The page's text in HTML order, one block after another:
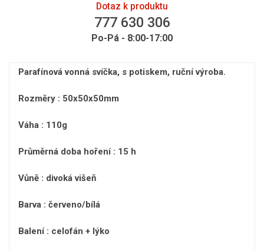
Dotaz k produktu
777 630 306
Po-Pá - 8:00-17:00
Parafínová vonná svíčka, s potiskem, ruční výroba.
Rozměry : 50x50x50mm
Váha : 110g
Průměrná doba hoření : 15 h
Vůně : divoká višeň
Barva : červeno/bílá
Balení : celofán + lýko